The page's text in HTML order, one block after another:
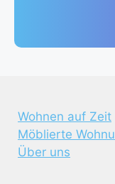
Wohnen auf Zeit
Möblierte
Über uns